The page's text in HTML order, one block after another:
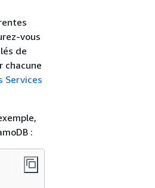
vous
de
chacune
Services
: